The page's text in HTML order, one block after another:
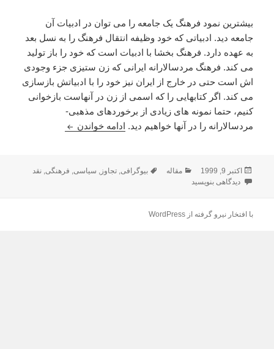
بيشترين نمود فرهنگ يک جامعه را مى توان در ادبيات آن
جامعه ديد. ادبياتى که خود وظيفه انتقال فرهنگ را به نسل بعد
به عهده دارد. فرهنگ بخشا با ادبيات است که خود را باز توليد
مى کند. فرهنگ مردسالارانه ايرانى که زن ستيزى جزء وجودى
اش است حتى در خارج از ايران نيز خود را با ادبياتش بازسازى
مى کند. اگر کتابهايى را که اسمى از زن در آنهاست بازخوانى
کنيم، حتما نمونه هاى زيادى از برخوردهاى مذهبى-
مردسالارانه را در آنها خواهيم ديد. ادامه خواندن تجاوز هم يک
ارسال
شده
اکتبر 9, 1999 دسته‌ها
مقاله برچسب‌ها
بیوگرافی,تجاوز, سیاسی, فرهنگی,نقد
برای تجاوز هم يک شکنجه است
دیدگاهی بنویسید
با افتخار نیرو گرفته از WordPress